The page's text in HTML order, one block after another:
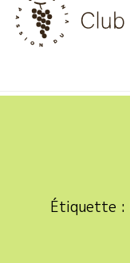
Skip
content
Étiquette :